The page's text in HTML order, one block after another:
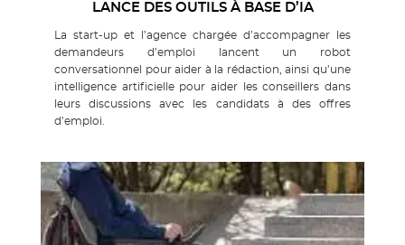
LANCE DES OUTILS À BASE D’IA
La start-up et l’agence chargée d’accompagner les
demandeurs d’emploi lancent un robot
conversationnel pour aider à la rédaction, ainsi qu’une
intelligence artificielle pour aider les conseillers dans
leurs discussions avec les candidats à des offres
d’emploi.